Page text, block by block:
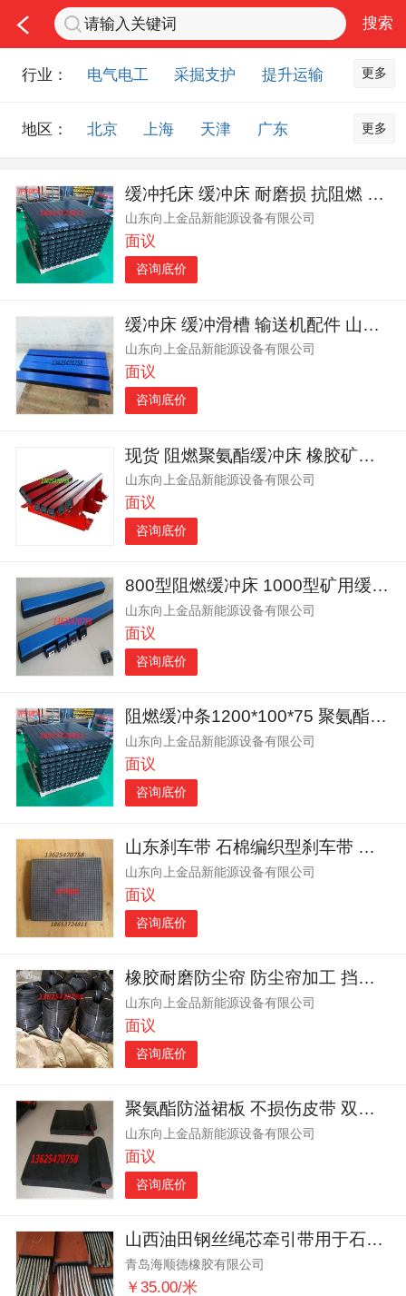
行业： 电气电工 采掘支护
提升运输
排水设备
钻探设备
非金属品
化工化学
安防设备
矿用物资
应急救援
农业机械
交通机械
更多
地区： 北京 上海 天津
广东
山东
内蒙古 黑龙江
吉林
辽宁
江苏 浙江
湖北
湖南
安徽
江西
陕西
云南
西藏 甘肃
青海
宁夏
海南 新疆
台湾
香港
澳门
更多
缓冲托床 缓冲床 耐磨损 抗阻燃 山东向上金品欢迎您
山东向上金品新能源设备有限公司
面议
咨询底价
缓冲床 缓冲滑槽 输送机配件 山东向上金品生产
山东向上金品新能源设备有限公司
面议
咨询底价
现货 阻燃聚氨酯缓冲床 橡胶矿用缓冲床 济宁国龙缓冲床
山东向上金品新能源设备有限公司
面议
咨询底价
800型阻燃缓冲床 1000型矿用缓冲床 厂家缓冲床
山东向上金品新能源设备有限公司
面议
咨询底价
阻燃缓冲条1200*100*75 聚氨酯缓冲条 矿用缓冲条
山东向上金品新能源设备有限公司
面议
咨询底价
山东刹车带 石棉编织型刹车带 摩擦性能好
山东向上金品新能源设备有限公司
面议
咨询底价
橡胶耐磨防尘帘 防尘帘加工 挡煤帘密封效果好
山东向上金品新能源设备有限公司
面议
咨询底价
聚氨酯防溢裙板 不损伤皮带 双层橡胶导料槽密封皮子
山东向上金品新能源设备有限公司
面议
咨询底价
山西油田钢丝绳芯牵引带用于石油机械牵引
青岛海顺德橡胶有限公司
￥35.00/米